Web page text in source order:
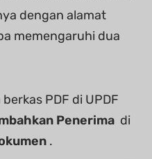
dengan alamat
memengaruhi dua
PDF di UPDF
Penerima di
.